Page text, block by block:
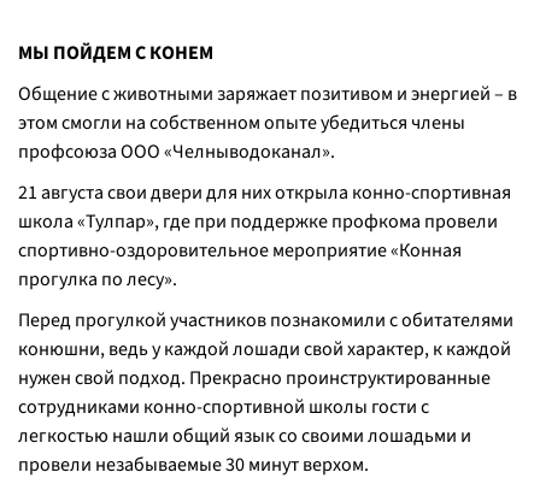
МЫ ПОЙДЕМ С КОНЕМ
Общение с животными заряжает позитивом и энергией – в
этом смогли на собственном опыте убедиться члены
профсоюза ООО «Челныводоканал».
21 августа свои двери для них открыла конно-спортивная
школа «Тулпар», где при поддержке профкома провели
спортивно-оздоровительное мероприятие «Конная
прогулка по лесу».
Перед прогулкой участников познакомили с обитателями
конюшни, ведь у каждой лошади свой характер, к каждой
нужен свой подход. Прекрасно проинструктированные
сотрудниками конно-спортивной школы гости с
легкостью нашли общий язык со своими лошадьми и
провели незабываемые 30 минут верхом.